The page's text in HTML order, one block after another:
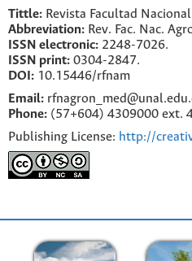
Tittle: Revista Facultad
Abbreviation: Rev. Fac. Nac.
ISSN electronic: 2248-7026.
ISSN print: 0304-2847.
DOI: 10.15446/rfnam
Email:
Phone: (57+604) 4309000 ext.
Publishing License: http://